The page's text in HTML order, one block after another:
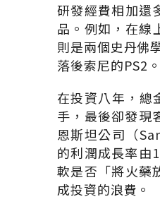
研發經費相加還
品。例如，在線
則是兩個史丹佛
落後索尼的PS2。
在投資八年，總
手，最後卻發現
恩斯坦公司（
的利潤成長率由
軟是否「將火藥
成投資的浪費。